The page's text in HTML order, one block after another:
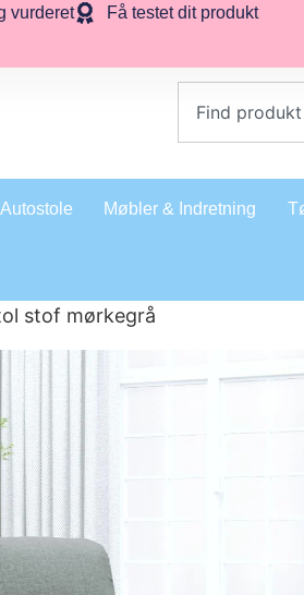
vurderet Få testet dit produkt
Møbler & Indretning
stof mørkegrå